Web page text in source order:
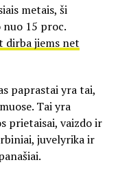
metais, ši
nuo 15 proc.
dirba jiems net
paprastai yra tai,
Tai yra
prietaisai, vaizdo ir
juvelyrika ir